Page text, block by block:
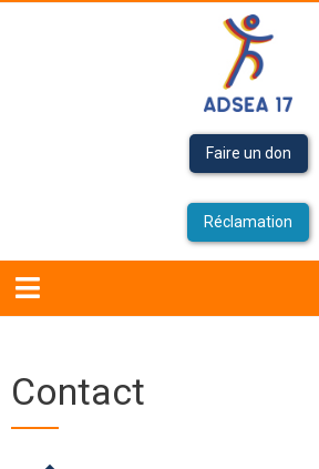
Faire un don
Réclamation
Accueil
Contact